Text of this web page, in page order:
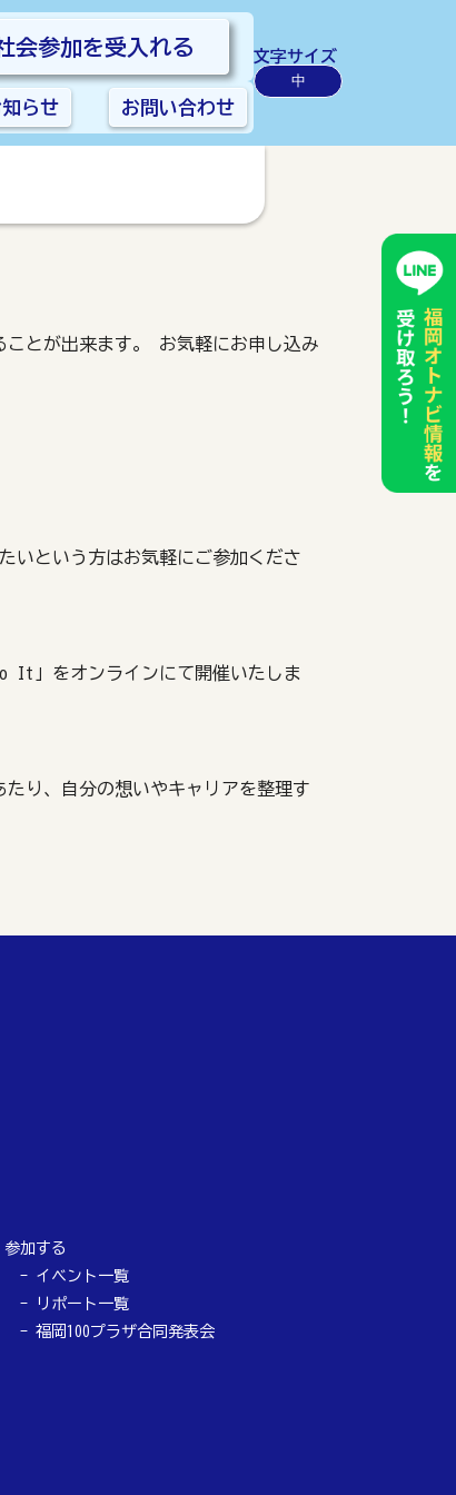
会参加を受入れる
らせ お問い合わせ
文字サイズ
中
とが出来ます。 お気軽にお申し込み
いという方はお気軽にご参加くださ
It」をオンラインにて開催いたしま
り、自分の想いやキャリアを整理す
参加する
イベント一覧
リポート一覧
福岡100プラザ合同発表会